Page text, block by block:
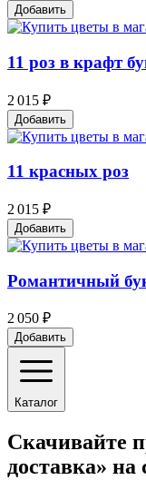
Добавить
11 роз в крафт
2 015 ₽
Добавить
11 красных роз
2 015 ₽
Добавить
Романтичный
2 050 ₽
Добавить
Каталог
Скачивайте
доставка»